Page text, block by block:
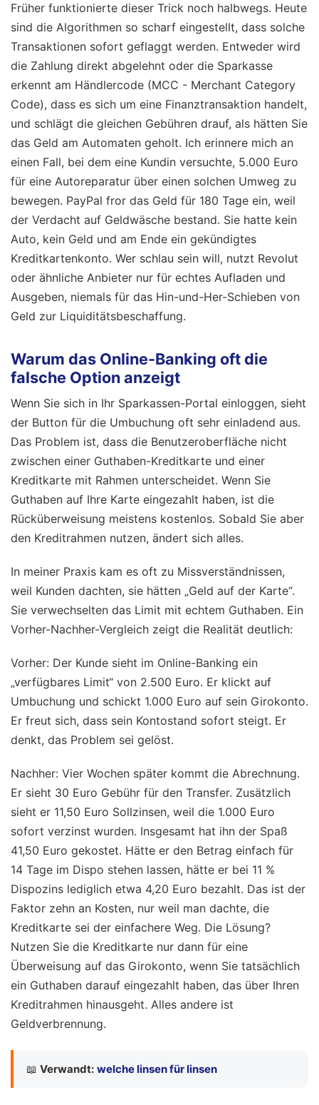
Früher funktionierte dieser Trick noch halbwegs. Heute
sind die Algorithmen so scharf eingestellt, dass solche
Transaktionen sofort geflaggt werden. Entweder wird
die Zahlung direkt abgelehnt oder die Sparkasse
erkennt am Händlercode (MCC - Merchant Category
Code), dass es sich um eine Finanztransaktion handelt,
und schlägt die gleichen Gebühren drauf, als hätten Sie
das Geld am Automaten geholt. Ich erinnere mich an
einen Fall, bei dem eine Kundin versuchte, 5.000 Euro
für eine Autoreparatur über einen solchen Umweg zu
bewegen. PayPal fror das Geld für 180 Tage ein, weil
der Verdacht auf Geldwäsche bestand. Sie hatte kein
Auto, kein Geld und am Ende ein gekündigtes
Kreditkartenkonto. Wer schlau sein will, nutzt Revolut
oder ähnliche Anbieter nur für echtes Aufladen und
Ausgeben, niemals für das Hin-und-Her-Schieben von
Geld zur Liquiditätsbeschaffung.
Warum das Online-Banking oft die
falsche Option anzeigt
Wenn Sie sich in Ihr Sparkassen-Portal einloggen, sieht
der Button für die Umbuchung oft sehr einladend aus.
Das Problem ist, dass die Benutzeroberfläche nicht
zwischen einer Guthaben-Kreditkarte und einer
Kreditkarte mit Rahmen unterscheidet. Wenn Sie
Guthaben auf Ihre Karte eingezahlt haben, ist die
Rücküberweisung meistens kostenlos. Sobald Sie aber
den Kreditrahmen nutzen, ändert sich alles.
In meiner Praxis kam es oft zu Missverständnissen,
weil Kunden dachten, sie hätten „Geld auf der Karte“.
Sie verwechselten das Limit mit echtem Guthaben. Ein
Vorher-Nachher-Vergleich zeigt die Realität deutlich:
Vorher: Der Kunde sieht im Online-Banking ein
„verfügbares Limit“ von 2.500 Euro. Er klickt auf
Umbuchung und schickt 1.000 Euro auf sein Girokonto.
Er freut sich, dass sein Kontostand sofort steigt. Er
denkt, das Problem sei gelöst.
Nachher: Vier Wochen später kommt die Abrechnung.
Er sieht 30 Euro Gebühr für den Transfer. Zusätzlich
sieht er 11,50 Euro Sollzinsen, weil die 1.000 Euro
sofort verzinst wurden. Insgesamt hat ihn der Spaß
41,50 Euro gekostet. Hätte er den Betrag einfach für
14 Tage im Dispo stehen lassen, hätte er bei 11 %
Dispozins lediglich etwa 4,20 Euro bezahlt. Das ist der
Faktor zehn an Kosten, nur weil man dachte, die
Kreditkarte sei der einfachere Weg. Die Lösung?
Nutzen Sie die Kreditkarte nur dann für eine
Überweisung auf das Girokonto, wenn Sie tatsächlich
ein Guthaben darauf eingezahlt haben, das über Ihren
Kreditrahmen hinausgeht. Alles andere ist
Geldverbrennung.
📖 Verwandt: welche linsen für linsen